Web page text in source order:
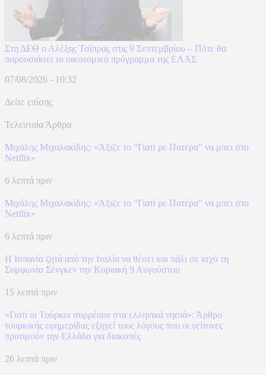
Στη ΔΕΘ ο Αλέξης Τσίπρας στις 9 Σεπτεμβρίου – Πότε θα
παρουσιάσει το οικονομικό πρόγραμμα της ΕΛΑΣ
07/08/2026 - 10:32
Δείτε επίσης
Τελευταία Άρθρα
Μιχάλης Μιχαλακίδης: «Άξιζε το “Γιατί ρε Πατέρα” να μπει στο
Netflix»
6 λεπτά πριν
Μιχάλης Μιχαλακίδης: «Άξιζε το “Γιατί ρε Πατέρα” να μπει στο
Netflix»
6 λεπτά πριν
H Ισπανία ζητά από την Ιταλία να θέσει και πάλι σε ισχύ τη
Συμφωνία Σένγκεν την Κυριακή 9 Αυγούστου
15 λεπτά πριν
«Γιατί οι Τούρκοι συρρέουν στα ελληνικά νησιά»: Άρθρο
τουρκικής εφημερίδας εξηγεί τους λόγους που οι γείτονες
προτιμούν την Ελλάδα για διακοπές
26 λεπτά πριν